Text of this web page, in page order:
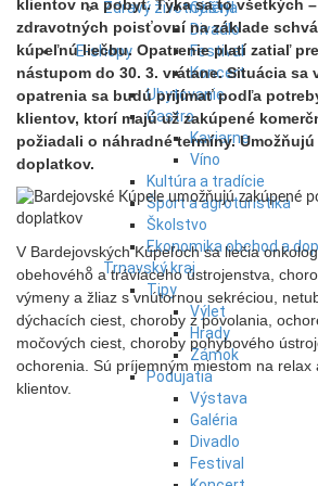
Galéria
Divadlo
Festival
Koncert
Ubytovanie
Gastro
Kaviarne
Víno
Kultúra a tradície
Šport a agroturistika
Školstvo
Ekonomika obchod a
Trnavský kraj
Tipy
Výlet
Hrady
Zámok
Podujatia
Výstava
Galéria
Divadlo
Festival
Zdravý životný štýl
E-shopy
klientov na pobyt. Týka sa to všetkých
zdravotných poisťovní na základe
kúpeľnú liečbu. Opatrenie platí zatiaľ
nástupom do 30. 3. vrátane. Situácia sa
opatrenia sa budú prijímať podľa
klientov, ktorí majú už zakúpené
požiadali o náhradné termíny.
doplatkov.
V Bardejovských Kúpeľoch sa liečia
obehového a tráviaceho ústrojenstva,
výmeny a žliaz s vnútornou sekréciou,
dýchacích ciest, choroby z povolania,
močových ciest, choroby pohybového
ochorenia. Sú príjemným miestom na relax
klientov.